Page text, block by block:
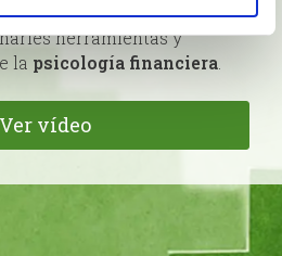
distintas etapas de
herramientas y
la psicología financiera
Ver vídeo